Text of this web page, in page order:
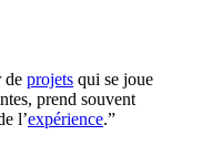
de projets qui se joue
prend souvent
l’expérience.”